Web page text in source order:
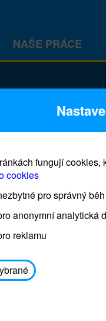
NAŠE PRÁCE
Prodej
Prodejna
osobním
dále
fungují
cookies
pro správný
anonymní analytická
reklamu